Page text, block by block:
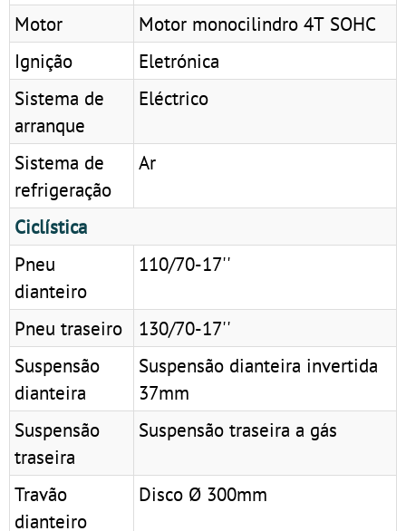
Motor
Motor monocilindro 4T SOHC
Ignição
Eletrónica
Sistema de
arranque
Eléctrico
Sistema de
refrigeração
Ar
Ciclística
Pneu
dianteiro
110/70-17''
Pneu traseiro
130/70-17''
Suspensão
dianteira
Suspensão dianteira invertida
37mm
Suspensão
traseira
Suspensão traseira a gás
Travão
dianteiro
Disco Ø 300mm